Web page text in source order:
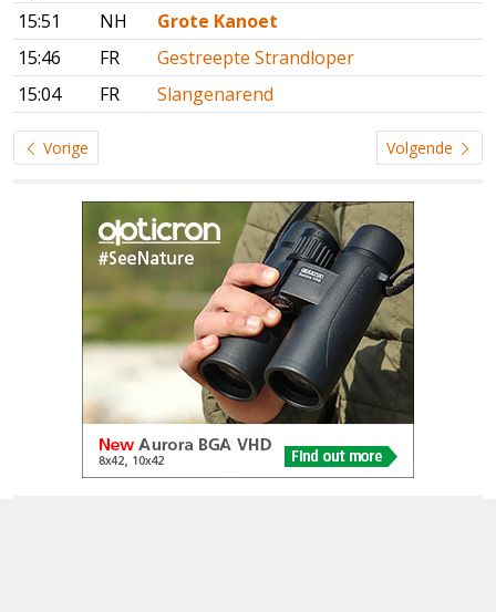
15:51
NH
Grote Kanoet
15:46
FR
Gestreepte Strandloper
15:04
FR Slangenarend
Vorige Volgende